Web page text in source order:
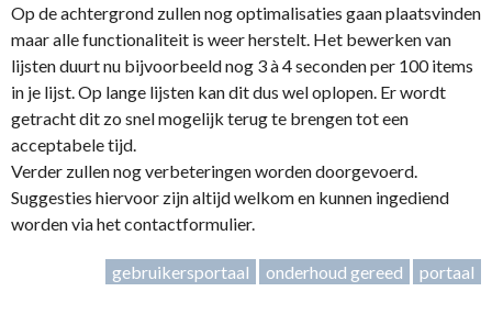
Op de achtergrond zullen nog optimalisaties gaan plaatsvinden
maar alle functionaliteit is weer herstelt. Het bewerken van
lijsten duurt nu bijvoorbeeld nog 3 à 4 seconden per 100 items
in je lijst. Op lange lijsten kan dit dus wel oplopen. Er wordt
getracht dit zo snel mogelijk terug te brengen tot een
acceptabele tijd.
Verder zullen nog verbeteringen worden doorgevoerd.
Suggesties hiervoor zijn altijd welkom en kunnen ingediend
worden via het contactformulier.
gebruikersportaal onderhoud gereed portaal